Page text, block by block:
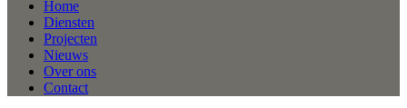
Home
Diensten
Projecten
Nieuws
Over ons
Contact